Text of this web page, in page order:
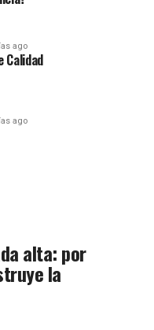
ago
Calidad
ago
alta: por
la